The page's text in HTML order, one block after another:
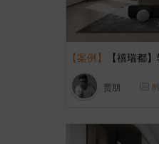
【案例】 【禧瑞都
贾朋 8